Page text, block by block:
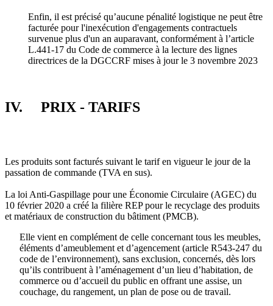
Enfin, il est précisé qu’aucune pénalité logistique ne peut être
facturée pour l'inexécution d'engagements contractuels
survenue plus d'un an auparavant, conformément à l’article
L.441-17 du Code de commerce à la lecture des lignes
directrices de la DGCCRF mises à jour le 3 novembre 2023
IV. PRIX - TARIFS
Les produits sont facturés suivant le tarif en vigueur le jour de la
passation de commande (TVA en sus).
La loi Anti-Gaspillage pour une Économie Circulaire (AGEC) du
10 février 2020 a créé la filière REP pour le recyclage des produits
et matériaux de construction du bâtiment (PMCB).
Elle vient en complément de celle concernant tous les meubles,
éléments d’ameublement et d’agencement (article R543-247 du
code de l’environnement), sans exclusion, concernés, dès lors
qu’ils contribuent à l’aménagement d’un lieu d’habitation, de
commerce ou d’accueil du public en offrant une assise, un
couchage, du rangement, un plan de pose ou de travail.